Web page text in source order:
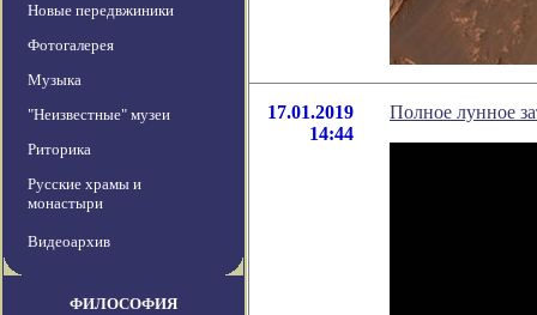
Новые передвжиники
Фотогалерея
Музыка
"Неизвестные" музеи
Риторика
Русские храмы и
монастыри
Видеоархив
ФИЛОСОФИЯ
17.01.2019
14:44
Полное лунное